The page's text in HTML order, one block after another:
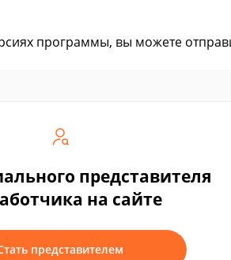
программы, вы можете
представителя
на сайте
представителем